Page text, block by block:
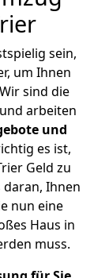
sein,
um Ihnen
sind die
und arbeiten
und
es ist,
Geld zu
Ihnen
nun eine
Haus in
muss.